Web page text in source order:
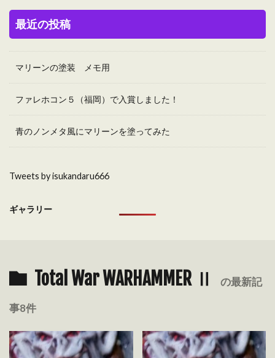
最近の投稿
マリーンの塗装 メモ用
ファレホコン５（福岡）で入賞しました！
青のノンメタ風にマリーンを塗ってみた
Tweets by isukandaru666
ギャラリー
Total War WARHAMMER Ⅱ の最新記
事8件